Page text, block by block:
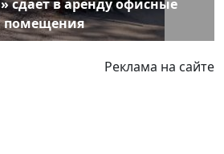
сдает в аренду офисные
помещения
Реклама на сайте